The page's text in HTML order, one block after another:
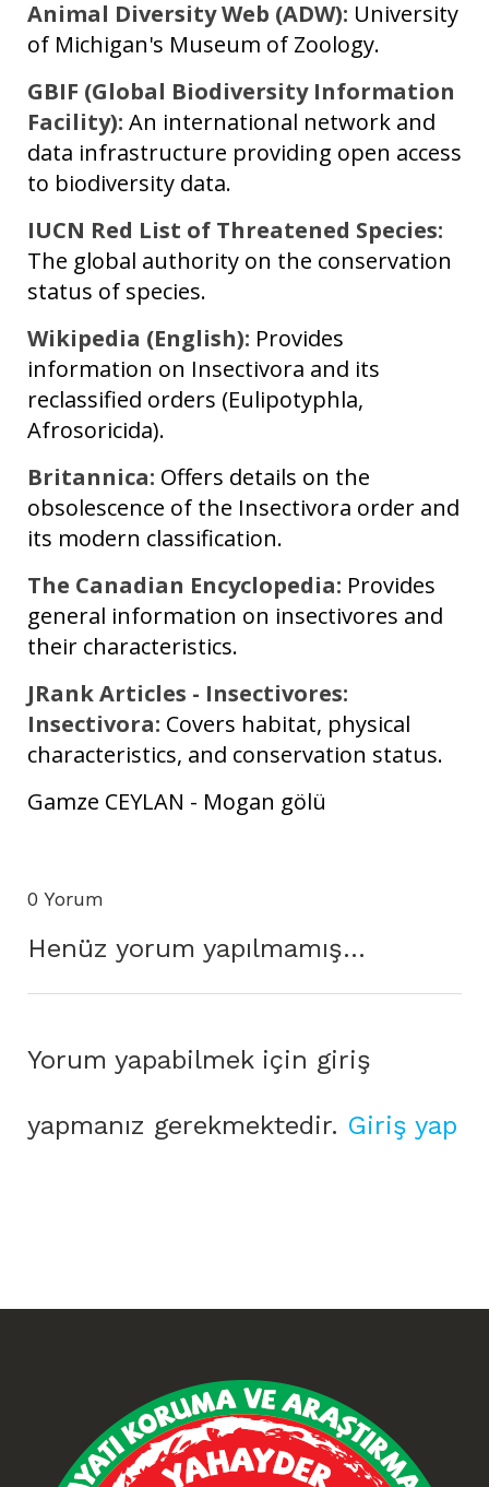
Animal Diversity Web (ADW): University
of Michigan's Museum of Zoology.
GBIF (Global Biodiversity Information
Facility): An international network and
data infrastructure providing open access
to biodiversity data.
IUCN Red List of Threatened Species:
The global authority on the conservation
status of species.
Wikipedia (English): Provides
information on Insectivora and its
reclassified orders (Eulipotyphla,
Afrosoricida).
Britannica: Offers details on the
obsolescence of the Insectivora order and
its modern classification.
The Canadian Encyclopedia: Provides
general information on insectivores and
their characteristics.
JRank Articles - Insectivores:
Insectivora: Covers habitat, physical
characteristics, and conservation status.
Gamze CEYLAN - Mogan gölü
0 Yorum
Henüz yorum yapılmamış...
Yorum yapabilmek için giriş
yapmanız gerekmektedir. Giriş yap